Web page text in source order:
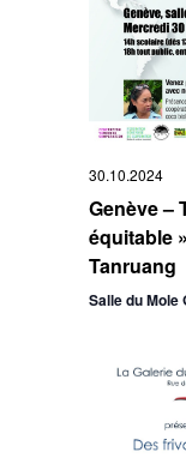
30.10.2024
Genève –
équitable
Tanruang
Salle du Mole